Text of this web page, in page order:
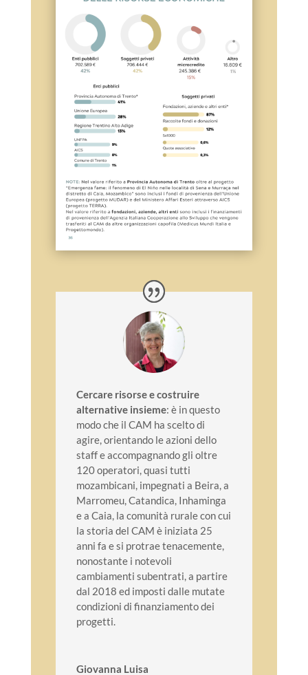
Cercare risorse e costruire
alternative insieme: è in questo
modo che il CAM ha scelto di
agire, orientando le azioni dello
staff e accompagnandogli oltre
120 operatori, quasi tutti
mozambicani, impegnati a Beira, a
Marromeu, Catandica, Inhaminga
e a Caia, la comunità rurale con cui
la storia del CAM è iniziata 25
anni fa e si protrae tenacemente,
nonostante i notevoli
cambiamenti subentrati, a partire
dal 2018 ed imposti dalle mutate
condizioni di finanziamento dei
progetti.
Giovanna Luisa